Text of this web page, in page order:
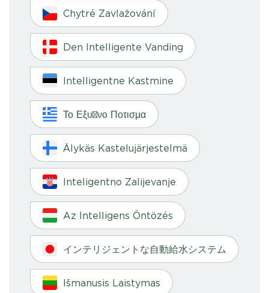
Chytré Zavlažování
Den Intelligente Vanding
Intelligentne Kastmine
Το Εξυπνο Ποτισμα
Älykäs Kastelujärjestelmä
Inteligentno Zalijevanje
Az Intelligens Öntözés
インテリジェントな自動給水システム
Išmanusis Laistymas